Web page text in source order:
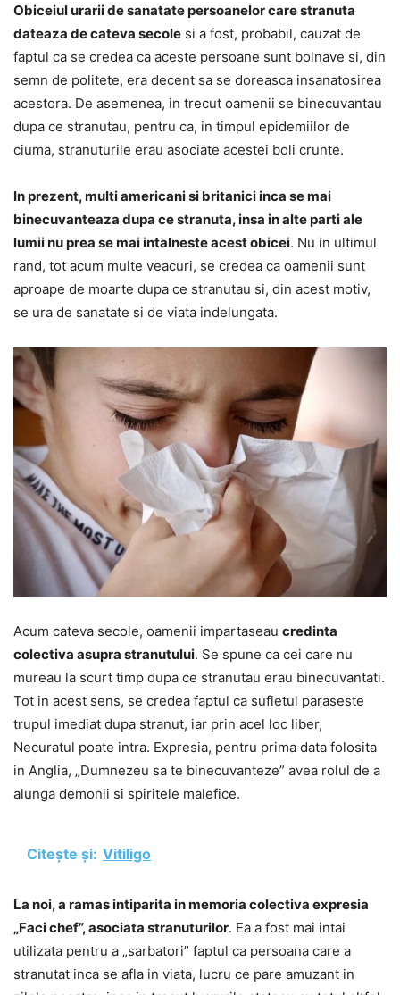
Obiceiul urarii de sanatate persoanelor care stranuta
dateaza de cateva secole si a fost, probabil, cauzat de
faptul ca se credea ca aceste persoane sunt bolnave si, din
semn de politete, era decent sa se doreasca insanatosirea
acestora. De asemenea, in trecut oamenii se binecuvantau
dupa ce stranutau, pentru ca, in timpul epidemiilor de
ciuma, stranuturile erau asociate acestei boli crunte.
In prezent, multi americani si britanici inca se mai
binecuvanteaza dupa ce stranuta, insa in alte parti ale
lumii nu prea se mai intalneste acest obicei. Nu in ultimul
rand, tot acum multe veacuri, se credea ca oamenii sunt
aproape de moarte dupa ce stranutau si, din acest motiv,
se ura de sanatate si de viata indelungata.
Acum cateva secole, oamenii impartaseau credinta
colectiva asupra stranutului. Se spune ca cei care nu
mureau la scurt timp dupa ce stranutau erau binecuvantati.
Tot in acest sens, se credea faptul ca sufletul paraseste
trupul imediat dupa stranut, iar prin acel loc liber,
Necuratul poate intra. Expresia, pentru prima data folosita
in Anglia, „Dumnezeu sa te binecuvanteze” avea rolul de a
alunga demonii si spiritele malefice.
Citește și: Vitiligo
La noi, a ramas intiparita in memoria colectiva expresia
„Faci chef”, asociata stranuturilor. Ea a fost mai intai
utilizata pentru a „sarbatori” faptul ca persoana care a
stranutat inca se afla in viata, lucru ce pare amuzant in